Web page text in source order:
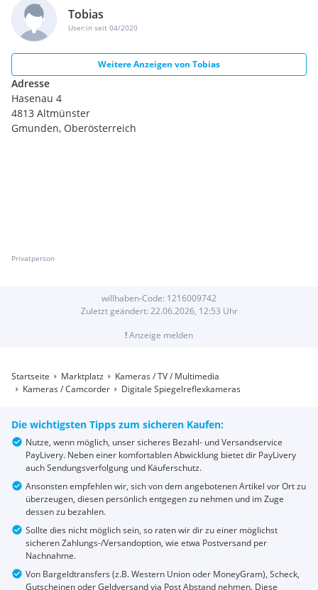
Tobias
User:in seit 04/2020
Weitere Anzeigen von Tobias
Adresse
Hasenau 4
4813 Altmünster
Gmunden, Oberösterreich
Privatperson
willhaben-Code: 1216009742
Zuletzt geändert: 22.06.2026, 12:53 Uhr
!Anzeige melden
Startseite Marktplatz
Kameras / TV / Multimedia
Kameras / Camcorder
Digitale Spiegelreflexkameras
Die wichtigsten Tipps zum sicheren Kaufen:
Nutze, wenn möglich, unser sicheres Bezahl- und Versandservice
PayLivery. Neben einer komfortablen Abwicklung bietet dir PayLivery
auch Sendungsverfolgung und Käuferschutz.
Ansonsten empfehlen wir, sich von dem angebotenen Artikel vor Ort zu
überzeugen, diesen persönlich entgegen zu nehmen und im Zuge
dessen zu bezahlen.
Sollte dies nicht möglich sein, so raten wir dir zu einer möglichst
sicheren Zahlungs-/Versandoption, wie etwa Postversand per
Nachnahme.
Von Bargeldtransfers (z.B. Western Union oder MoneyGram), Scheck,
Gutscheinen oder Geldversand via Post Abstand nehmen. Diese